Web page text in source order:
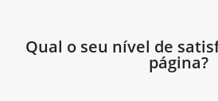
Qual o seu nível de
página?